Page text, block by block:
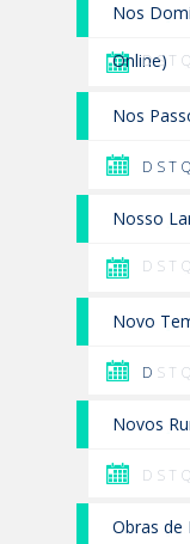
Nos
Online)
D S T
Nos
D ST Q
Nosso
D S T
Novo
D S T
Novos
D S T Q
Obras de